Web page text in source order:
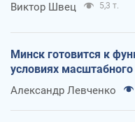
Виктор Швец 5,3 т.
Минск готовится к
условиях
Александр Левченко